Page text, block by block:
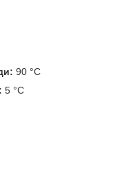
90 °C
5 °C